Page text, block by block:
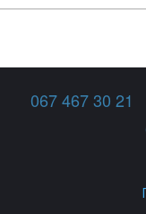
067 467 30 21